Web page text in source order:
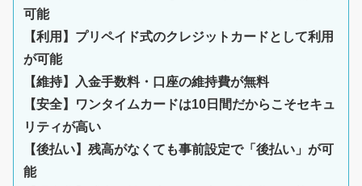
可能
【利用】プリペイド式のクレジットカードとして利用
が可能
【維持】入金手数料・口座の維持費が無料
【安全】ワンタイムカードは10日間だからこそセキュ
リティが高い
【後払い】残高がなくても事前設定で「後払い」が可
能